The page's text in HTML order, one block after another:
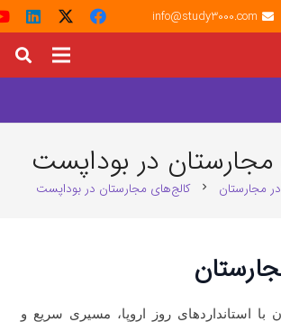
info@study3000.com
در بوداپست
مجارستان chevron_right کالج‌های مجارستان در بوداپست
با استانداردهای روز اروپا، مسیری سریع و